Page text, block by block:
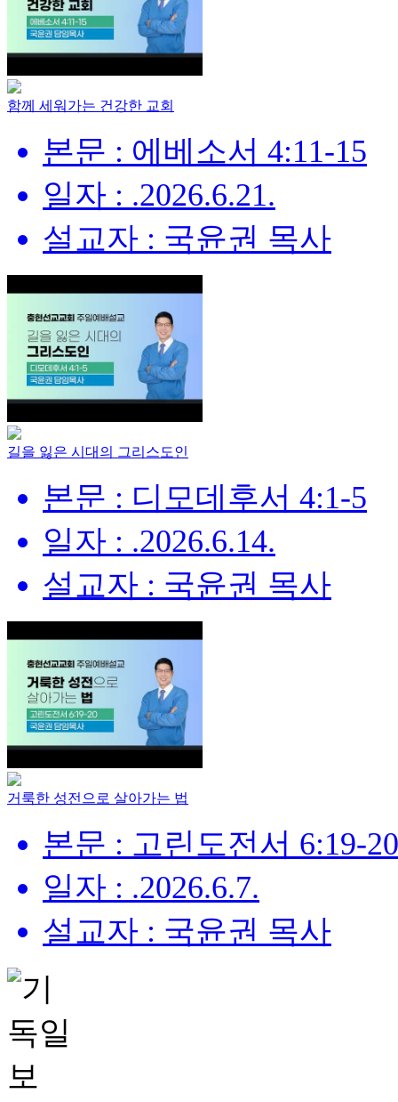
함께 세워가는 건강한 교회
본문 : 에베소서 4:11-15
일자 : .2026.6.21.
설교자 : 국윤권 목사
길을 잃은 시대의 그리스도인
본문 : 디모데후서 4:1-5
일자 : .2026.6.14.
설교자 : 국윤권 목사
거룩한 성전으로 살아가는 법
본문 : 고린도전서 6:19-20
일자 : .2026.6.7.
설교자 : 국윤권 목사